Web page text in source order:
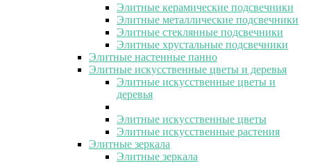
Элитные керамические подсвечники
Элитные металлические подсвечники
Элитные стеклянные подсвечники
Элитные хрустальные подсвечники
Элитные настенные панно
Элитные искусственные цветы и деревья
Элитные искусственные цветы и
деревья
Элитные искусственные цветы
Элитные искусственные растения
Элитные зеркала
Элитные зеркала